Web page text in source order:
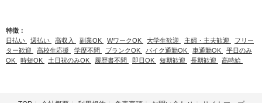
特徴：
日払い
週払い 高収入 副業OK WワークOK 大学生歓迎 主婦・主夫歓迎
フリー
ター歓迎
高校生応援 学歴不問 ブランクOK バイク通勤OK 車通勤OK
平日のみ
OK
時短OK 土日祝のみOK 履歴書不問 即日OK 短期歓迎 長期歓迎 高時給